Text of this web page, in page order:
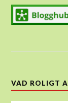
VAD ROLIGT